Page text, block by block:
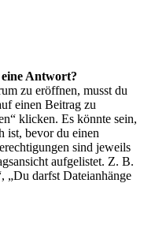
eine Antwort?
zu eröffnen, musst du
einen Beitrag zu
klicken. Es könnte sein,
ist, bevor du einen
sind jeweils
aufgelistet. Z. B.
„Du darfst Dateianhänge